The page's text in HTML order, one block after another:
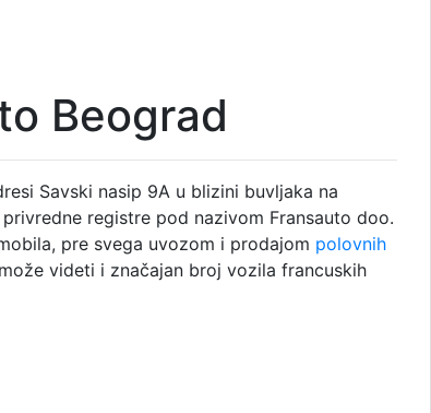
Beograd
Savski nasip 9A u blizini buvljaka na
registre pod nazivom Fransauto doo.
pre svega uvozom i prodajom polovnih
videti i značajan broj vozila francuskih